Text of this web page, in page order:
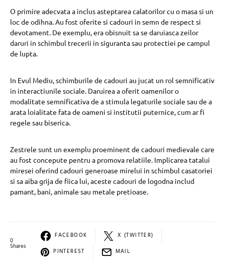
O primire adecvata a inclus asteptarea calatorilor cu o masa si un
loc de odihna. Au fost oferite si cadouri in semn de respect si
devotament. De exemplu, era obisnuit sa se daruiasca zeilor
daruri in schimbul trecerii in siguranta sau protectiei pe campul
de lupta.
In Evul Mediu, schimburile de cadouri au jucat un rol semnificativ
in interactiunile sociale. Daruirea a oferit oamenilor o
modalitate semnificativa de a stimula legaturile sociale sau de a
arata loialitate fata de oameni si institutii puternice, cum ar fi
regele sau biserica.
Zestrele sunt un exemplu proeminent de cadouri medievale care
au fost concepute pentru a promova relatiile. Implicarea tatalui
miresei oferind cadouri generoase mirelui in schimbul casatoriei
si sa aiba grija de fiica lui, aceste cadouri de logodna includ
pamant, bani, animale sau metale pretioase.
0
Shares
FACEBOOK
X (TWITTER)
PINTEREST
MAIL